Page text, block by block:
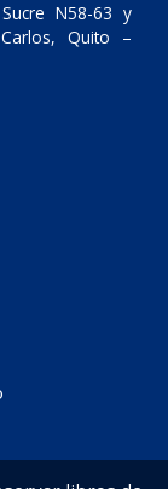
N58-63 y
Quito –